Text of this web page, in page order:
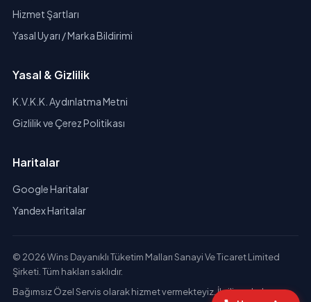
Hizmet Şartları
Yasal Uyarı / Marka Bildirimi
Yasal & Gizlilik
K.V.K.K. Aydınlatma Metni
Gizlilik ve Çerez Politikası
Haritalar
Google Haritalar
Yandex Haritalar
© 2026 Wins Dayanıklı Tüketim Malları Sanayi Ve Ticaret Limited
Şirketi. Tüm hakları saklıdır.
Bağımsız Özel Servis olarak hizmet vermekteyiz. İlgili markaların